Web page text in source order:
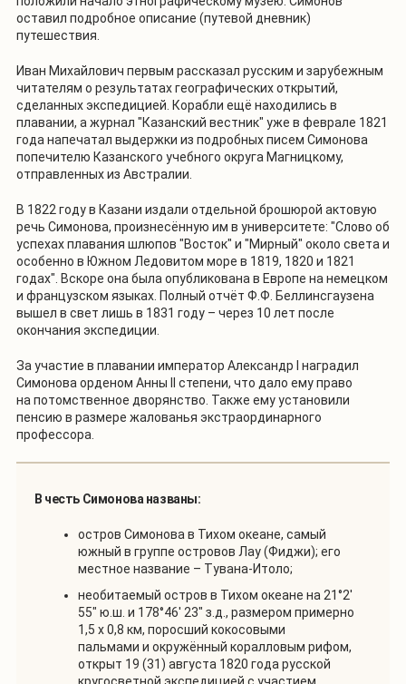
оставил подробное описание (путевой дневник)
путешествия.
Иван Михайлович первым рассказал русским и зарубежным
читателям о результатах географических открытий,
сделанных экспедицией. Корабли ещё находились в
плавании, а журнал "Казанский вестник" уже в феврале 1821
года напечатал выдержки из подробных писем Симонова
попечителю Казанского учебного округа Магницкому,
отправленных из Австралии.
В 1822 году в Казани издали отдельной брошюрой актовую
речь Симонова, произнесённую им в университете: "Слово об
успехах плавания шлюпов "Восток" и "Мирный" около света и
особенно в Южном Ледовитом море в 1819, 1820 и 1821
годах". Вскоре она была опубликована в Европе на немецком
и французском языках. Полный отчёт Ф.Ф. Беллинсгаузена
вышел в свет лишь в 1831 году – через 10 лет после
окончания экспедиции.
За участие в плавании император Александр I наградил
Симонова орденом Анны II степени, что дало ему право
на потомственное дворянство. Также ему установили
пенсию в размере жалованья экстраординарного
профессора.
В честь Симонова названы:
остров Симонова в Тихом океане, самый
южный в группе островов Лау (Фиджи); его
местное название – Тувана-Итоло;
необитаемый остров в Тихом океане на 21°2'
55" ю.ш. и 178°46' 23" з.д., размером примерно
1,5 х 0,8 км, поросший кокосовыми
пальмами и окружённый коралловым рифом,
открыт 19 (31) августа 1820 года русской